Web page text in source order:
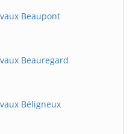
Beaupont
Beauregard
Béligneux